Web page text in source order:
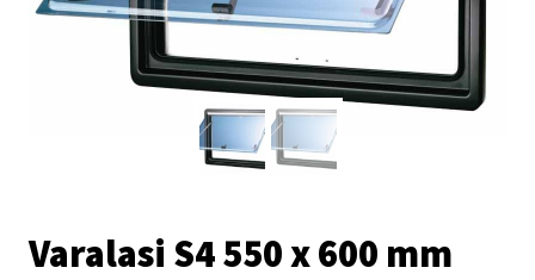
Varalasi S4 550 x 600 mm